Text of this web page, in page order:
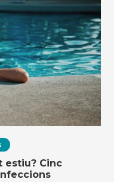
estiu? Cinc